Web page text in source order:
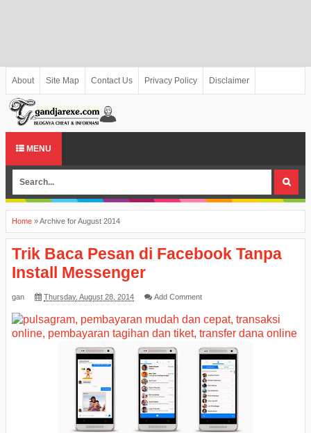
About Site Map Contact Us Privacy Policy Disclaimer
MENU
Home »Archive for August 2014
Trik Baca Pesan di Facebook Tanpa
Install Messenger
gan Thursday, August 28, 2014 Add Comment